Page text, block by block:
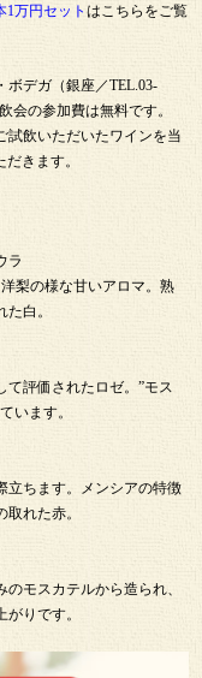
1万円セットはこちらをご覧
ボデガ（銀座／TEL.03-
会の参加費は無料です。
試飲いただいたワインを当
きます。
ラ
梨の様な甘いアロマ。熟
白。
評価されたロゼ。”モス
います。
ちます。メンシアの特徴
れた赤。
モスカテルから造られ、
りです。